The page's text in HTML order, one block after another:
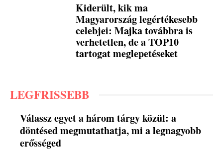
Kiderült, kik ma
Magyarország legértékesebb
celebjei: Majka továbbra is
verhetetlen, de a TOP10
tartogat meglepetéseket
LEGFRISSEBB
Válassz egyet a három tárgy közül: a
döntésed megmutathatja, mi a legnagyobb
erősséged